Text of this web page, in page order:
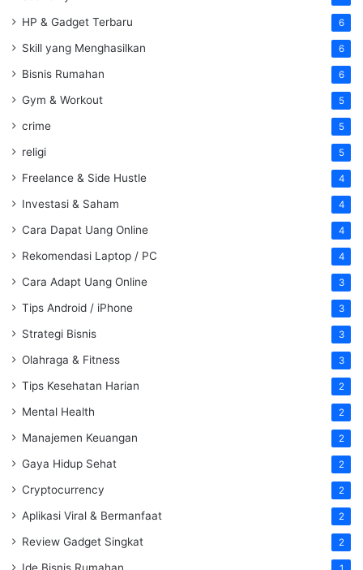
HP & Gadget Terbaru 6
Skill yang Menghasilkan 6
Bisnis Rumahan 6
Gym & Workout 5
crime 5
religi 5
Freelance & Side Hustle 4
Investasi & Saham 4
Cara Dapat Uang Online 4
Rekomendasi Laptop / PC 4
Cara Adapt Uang Online 3
Tips Android / iPhone 3
Strategi Bisnis 3
Olahraga & Fitness 3
Tips Kesehatan Harian 2
Mental Health 2
Manajemen Keuangan 2
Gaya Hidup Sehat 2
Cryptocurrency 2
Aplikasi Viral & Bermanfaat 2
Review Gadget Singkat 2